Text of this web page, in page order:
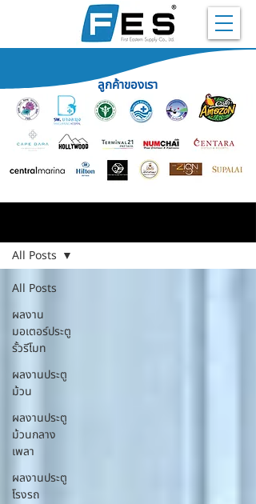
ลูกค้าของเรา
All Posts
ผลงาน
มอเตอร์ประตู
รั้วรีโมท
ผลงานประตู
ม้วน
ผลงานประตู
ม้วนกลาง
เพลา
ผลงานประตู
โรงรถ
All Posts